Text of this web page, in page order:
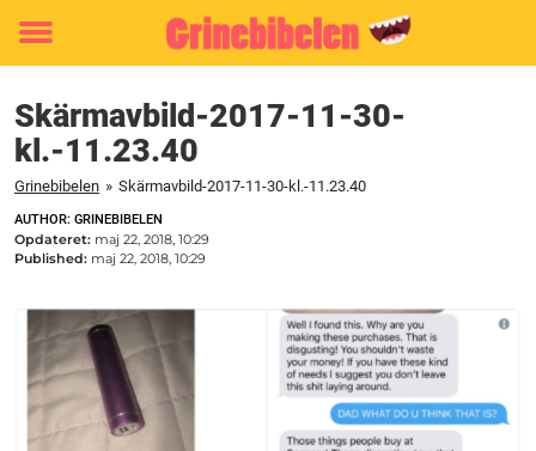
Toggle
Skärmavbild-2017-11-30-
kl.-11.23.40
Grinebibelen » Skärmavbild-2017-11-30-kl.-11.23.40
AUTHOR: GRINEBIBELEN
Opdateret: maj 22, 2018, 10:29
Published: maj 22, 2018, 10:29